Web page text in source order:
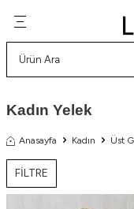
Kadın Yelek
Anasayfa Kadın Üst
FİLTRE